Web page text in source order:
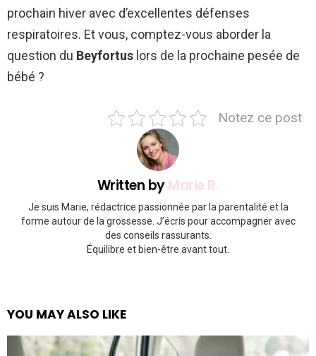
prochain hiver avec d’excellentes défenses
respiratoires. Et vous, comptez-vous aborder la
question du Beyfortus lors de la prochaine pesée de
bébé ?
Notez ce post
Written byMarie R.
Je suis Marie, rédactrice passionnée par la parentalité et la
forme autour de la grossesse. J’écris pour accompagner avec
des conseils rassurants.
Équilibre et bien-être avant tout.
YOU MAY ALSO LIKE